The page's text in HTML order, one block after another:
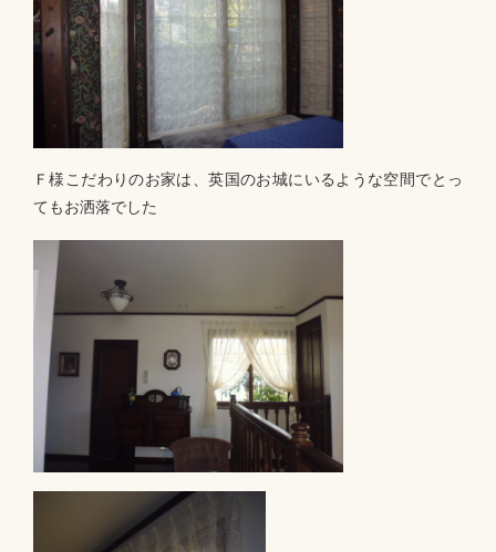
Ｆ様こだわりのお家は、英国のお城にいるような空間でとっ
てもお洒落でした